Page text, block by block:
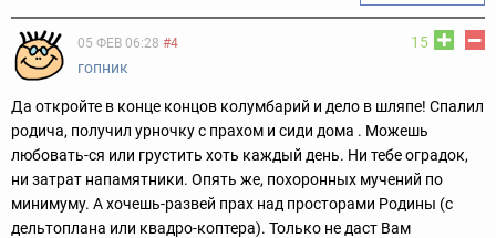
15
05 ФЕВ 06:28 #4
гопник
Да откройте в конце концов колумбарий и дело в шляпе! Спалил
родича, получил урночку с прахом и сиди дома . Можешь
любовать-ся или грустить хоть каждый день. Ни тебе оградок,
ни затрат напамятники. Опять же, похоронных мучений по
минимуму. А хочешь-развей прах над просторами Родины (с
дельтоплана или квадро-коптера). Только не даст Вам